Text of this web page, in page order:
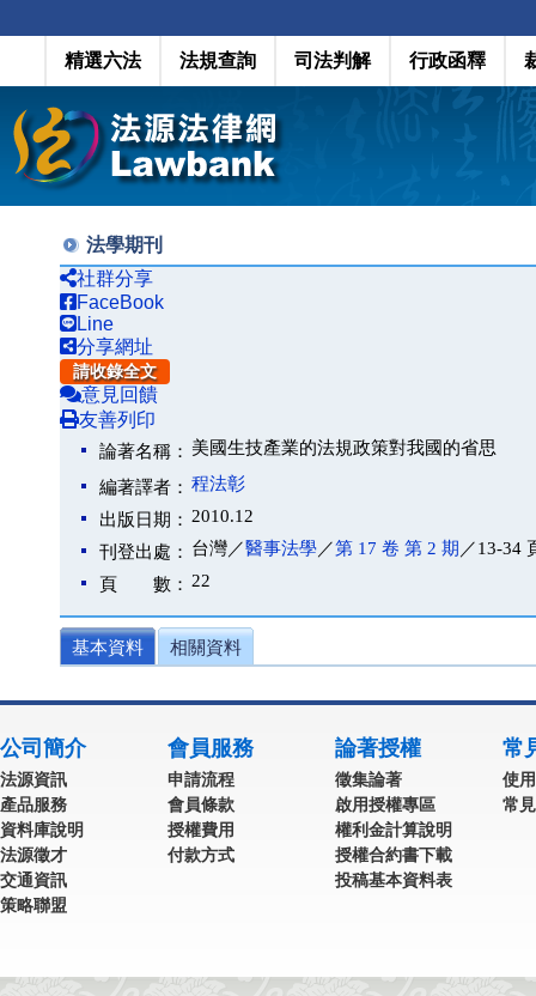
精選六法 法規查詢 司法判解 行政函釋
法學期刊
社群分享
FaceBook
Line
分享網址
請收錄全文
意見回饋
友善列印
論著名稱： 美國生技產業的法規政策對我國的省思
編著譯者： 程法彰
出版日期： 2010.12
刊登出處： 台灣／醫事法學／第 17 卷 第 2 期 ／13-34
頁 數： 22
基本資料 相關資料
公司簡介
法源資訊
產品服務
資料庫說明
法源徵才
交通資訊
策略聯盟
會員服務
申請流程
會員條款
授權費用
付款方式
論著授權
徵集論著
啟用授權專區
權利金計算說明
授權合約書下載
投稿基本資料表
常
使
常